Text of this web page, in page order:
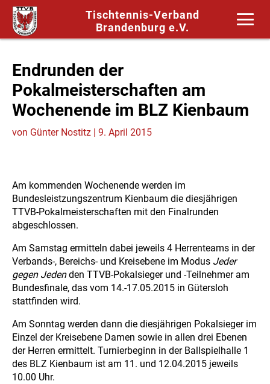
Tischtennis-Verband
Brandenburg e.V.
Endrunden der
Pokalmeisterschaften am
Wochenende im BLZ Kienbaum
von Günter Nostitz | 9. April 2015
Am kommenden Wochenende werden im
Bundesleistzungszentrum Kienbaum die diesjährigen
TTVB-Pokalmeisterschaften mit den Finalrunden
abgeschlossen.
Am Samstag ermitteln dabei jeweils 4 Herrenteams in der
Verbands-, Bereichs- und Kreisebene im Modus Jeder
gegen Jedenden TTVB-Pokalsieger und -Teilnehmer am
Bundesfinale, das vom 14.-17.05.2015 in Gütersloh
stattfinden wird.
Am Sonntag werden dann die diesjährigen Pokalsieger im
Einzel der Kreisebene Damen sowie in allen drei Ebenen
der Herren ermittelt. Turnierbeginn in der Ballspielhalle 1
des BLZ Kienbaum ist am 11. und 12.04.2015 jeweils
10.00 Uhr.